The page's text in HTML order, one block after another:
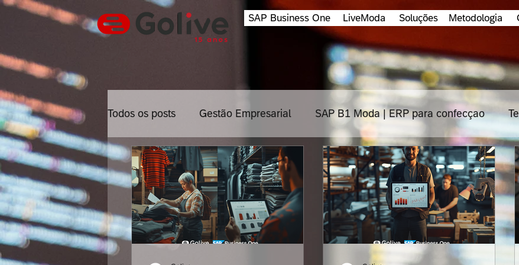
SAP Business One LiveModa Soluções Metodologia
Todos os posts Gestão Empresarial SAP B1 Moda | ERP para confecçao
Inovação Gestão Projetos Impacta TOTVS Protheus
Mobile Back Office Consultoria Industria HANA Segurança
Supply chain